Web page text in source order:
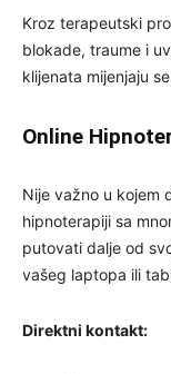
Kroz terapeutski
blokade, traume i
klijenata mijenjaju
Online
Nije važno u kojem
hipnoterapiji sa
putovati dalje od
vašeg laptopa ili
Direktni kontakt: